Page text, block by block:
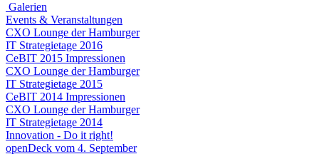
Galerien
Events & Veranstaltungen
CXO Lounge der Hamburger
IT Strategietage 2016
CeBIT 2015 Impressionen
CXO Lounge der Hamburger
IT Strategietage 2015
CeBIT 2014 Impressionen
CXO Lounge der Hamburger
IT Strategietage 2014
Innovation - Do it right!
openDeck vom 4. September